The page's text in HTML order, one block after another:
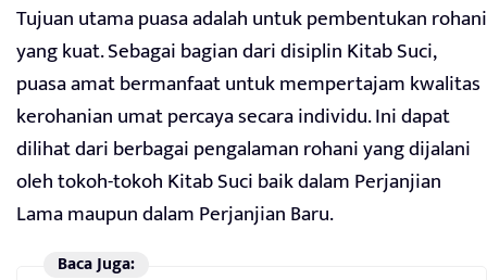
Tujuan utama puasa adalah untuk pembentukan rohani
yang kuat. Sebagai bagian dari disiplin Kitab Suci,
puasa amat bermanfaat untuk mempertajam kwalitas
kerohanian umat percaya secara individu. Ini dapat
dilihat dari berbagai pengalaman rohani yang dijalani
oleh tokoh-tokoh Kitab Suci baik dalam Perjanjian
Lama maupun dalam Perjanjian Baru.
Baca Juga: